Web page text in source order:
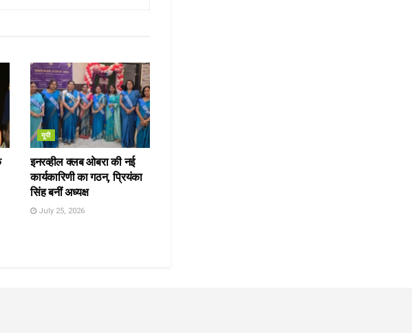
यूपी
इनरव्हील क्लब ओबरा की नई
कार्यकारिणी का गठन, प्रियंका
सिंह बनीं अध्यक्ष
July 25, 2026